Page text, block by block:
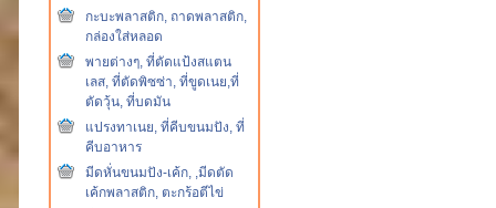
กะบะพลาสติก, ถาดพลาสติก,
กล่องใส่หลอด
พายต่างๆ, ที่ตัดแป้งสแตน
เลส, ที่ตัดพิซซ่า, ที่ขูดเนย,ที่
ตัดวุ้น, ที่บดมัน
แปรงทาเนย, ที่คีบขนมปัง, ที่
คีบอาหาร
มีดหั่นขนมปัง-เค้ก, ,มีดตัด
เค้กพลาสติก, ตะกร้อตีไข่